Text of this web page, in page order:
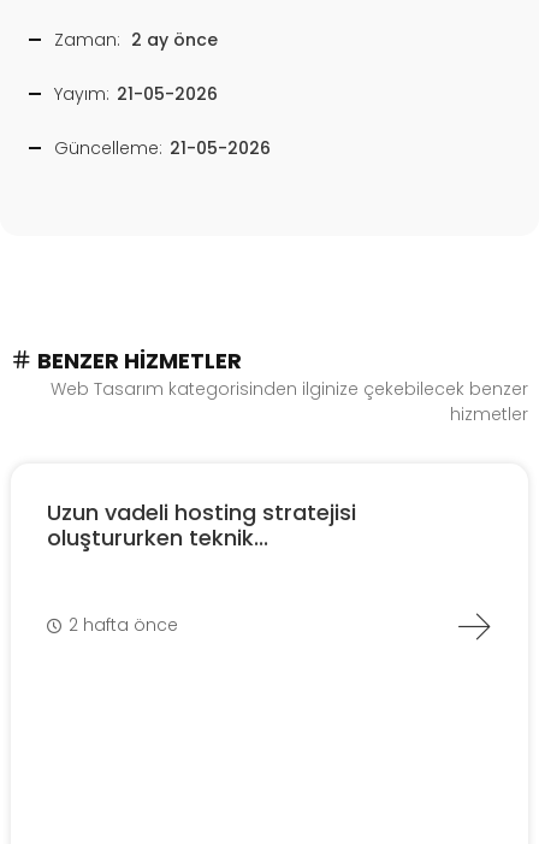
Zaman: 2 ay önce
Yayım: 21-05-2026
Güncelleme: 21-05-2026
BENZER HIZMETLER
Web Tasarım kategorisinden ilginize çekebilecek benzer
hizmetler
Uzun vadeli hosting stratejisi
oluştururken teknik...
2 hafta önce